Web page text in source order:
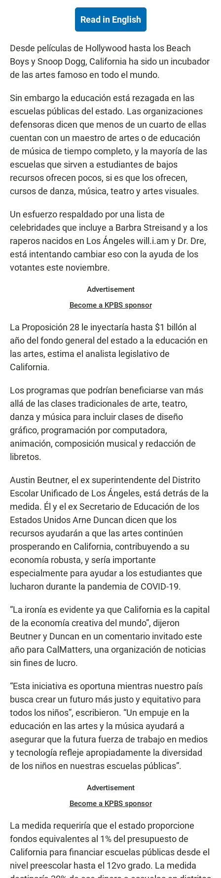
Read in English
Desde películas de Hollywood hasta los Beach
Boys y Snoop Dogg, California ha sido un incubador
de las artes famoso en todo el mundo.
Sin embargo la educación está rezagada en las
escuelas públicas del estado. Las organizaciones
defensoras dicen que menos de un cuarto de ellas
cuentan con un maestro de artes o de educación
de música de tiempo completo, y la mayoría de las
escuelas que sirven a estudiantes de bajos
recursos ofrecen pocos, si es que los ofrecen,
cursos de danza, música, teatro y artes visuales.
Un esfuerzo respaldado por una lista de
celebridades que incluye a Barbra Streisand y a los
raperos nacidos en Los Ángeles will.i.am y Dr. Dre,
está intentando cambiar eso con la ayuda de los
votantes este noviembre.
Advertisement
Become a KPBS sponsor
La Proposición 28 le inyectaría hasta $1 billón al
año del fondo general del estado a la educación en
las artes, estima el analista legislativo de
California.
Los programas que podrían beneficiarse van más
allá de las clases tradicionales de arte, teatro,
danza y música para incluir clases de diseño
gráfico, programación por computadora,
animación, composición musical y redacción de
libretos.
Austin Beutner, el ex superintendente del Distrito
Escolar Unificado de Los Ángeles, está detrás de la
medida. Él y el ex Secretario de Educación de los
Estados Unidos Arne Duncan dicen que los
recursos ayudarán a que las artes continúen
prosperando en California, contribuyendo a su
economía robusta, y sería importante
especialmente para ayudar a los estudiantes que
lucharon durante la pandemia de COVID-19.
“La ironía es evidente ya que California es la capital
de la economía creativa del mundo”, dijeron
Beutner y Duncan en un comentario invitado este
año para CalMatters, una organización de noticias
sin fines de lucro.
“Esta iniciativa es oportuna mientras nuestro país
busca crear un futuro más justo y equitativo para
todos los niños”, escribieron. “Un empuje en la
educación en las artes y la música ayudará a
asegurar que la futura fuerza de trabajo en medios
y tecnología refleje apropiadamente la diversidad
de los niños en nuestras escuelas públicas”.
Advertisement
Become a KPBS sponsor
La medida requeriría que el estado proporcione
fondos equivalentes al 1% del presupuesto de
California para financiar escuelas públicas desde el
nivel preescolar hasta el 12vo grado. La medida